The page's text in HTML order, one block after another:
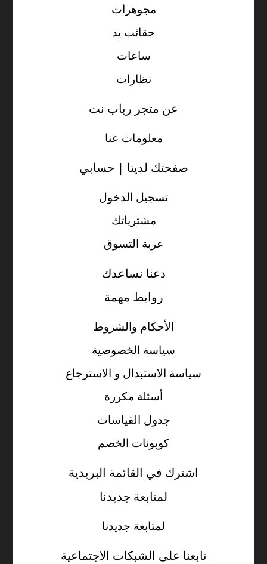
مجوهرات
حقائب يد
ساعات
نظارات
عن متجر رباب نت
معلومات عنا
صفحتك لدينا | حسابي
تسجيل الدخول
مشترياتك
عربة التسوق
دعنا نساعدك
روابط مهمة
الأحكام والشروط
سياسة الخصوصية
سياسة الاستبدال و الاسترجاع
أسئلة مكررة
جدول القياسات
كوبونات الخصم
اشترك في القائمة البريدية
لمتابعة جديدنا
لمتابعة جديدنا
تابعنا على الشبكات الاجتماعية